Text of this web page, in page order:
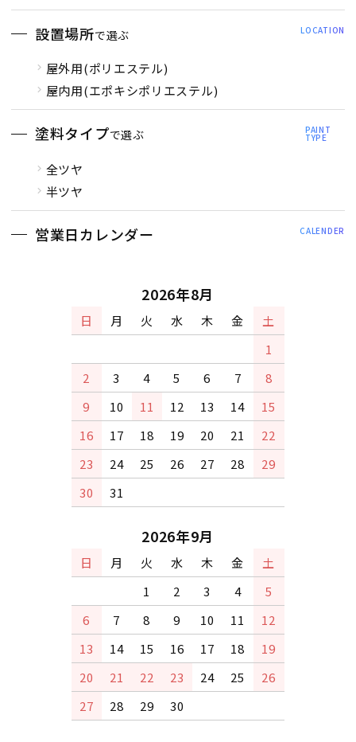
設置場所で選ぶ LOCATION
屋外用(ポリエステル)
屋内用(エポキシポリエステル)
塗料タイプで選ぶ PAINT
TYPE
全ツヤ
半ツヤ
営業日カレンダー CALENDER
2026年8月
日 月 火 水 木 金
土
1
2
3 4 5 6 7
8
9
10 11 12 13 14
15
16
17 18 19 20 21
22
23
24 25 26 27 28
29
30
31
2026年9月
日 月 火 水 木 金
土
1
2 3 4
5
6
7 8 9 10 11
12
13
14 15 16 17 18
19
20
21 22 23 24 25
26
27
28 29 30